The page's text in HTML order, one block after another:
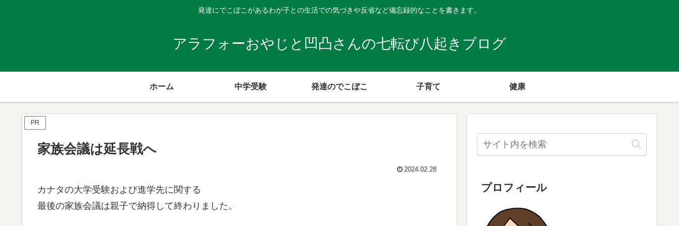
発達にでこぼこがあるわが子との生活での気づきや反省など備忘録的なことを書きます。
アラフォーおやじと凹凸さんの七転び八起きブログ
ホーム 中学受験 発達のでこぼこ 子育て 健康
PR
家族会議は延長戦へ
2024.02.28
カナタの大学受験および進学先に関する
最後の家族会議は親子で納得して終わりました。
プロフィール